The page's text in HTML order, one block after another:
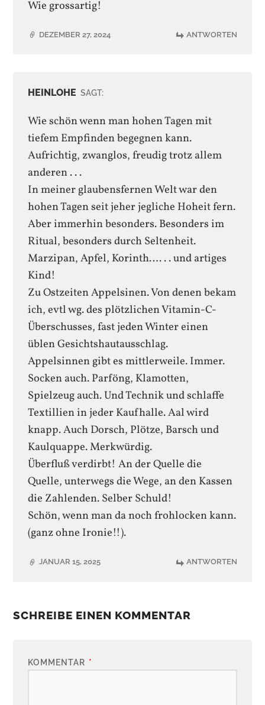
Wie grossartig!
DEZEMBER 27, 2024 ANTWORTEN
HEINLOHE SAGT:
Wie schön wenn man hohen Tagen mit
tiefem Empfinden begegnen kann.
Aufrichtig, zwanglos, freudig trotz allem
anderen . . .
In meiner glaubensfernen Welt war den
hohen Tagen seit jeher jegliche Hoheit fern.
Aber immerhin besonders. Besonders im
Ritual, besonders durch Seltenheit.
Marzipan, Apfel, Korinth…. . . und artiges
Kind!
Zu Ostzeiten Appelsinen. Von denen bekam
ich, evtl wg. des plötzlichen Vitamin-C-
Überschusses, fast jeden Winter einen
üblen Gesichtshautausschlag.
Appelsinnen gibt es mittlerweile. Immer.
Socken auch. Parföng, Klamotten,
Spielzeug auch. Und Technik und schlaffe
Textillien in jeder Kaufhalle. Aal wird
knapp. Auch Dorsch, Plötze, Barsch und
Kaulquappe. Merkwürdig.
Überfluß verdirbt! An der Quelle die
Quelle, unterwegs die Wege, an den Kassen
die Zahlenden. Selber Schuld!
Schön, wenn man da noch frohlocken kann.
(ganz ohne Ironie!!).
JANUAR 15, 2025 ANTWORTEN
SCHREIBE EINEN KOMMENTAR
KOMMENTAR *